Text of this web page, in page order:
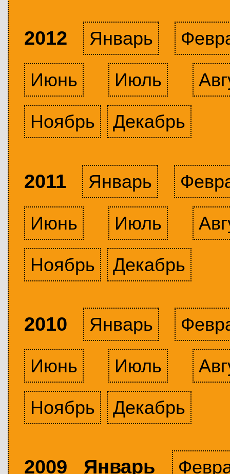
2012 Январь
Июнь
Июль
Ноябрь
Декабрь
2011 Январь
Июнь
Июль
Ноябрь
Декабрь
2010 Январь
Июнь
Июль
Ноябрь
Декабрь
2009 Январь